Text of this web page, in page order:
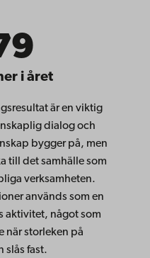
i året
är en viktig
dialog och
bygger på, men
till det samhälle som
verksamheten.
används som en
aktivitet, något som
när storleken på
slås fast.